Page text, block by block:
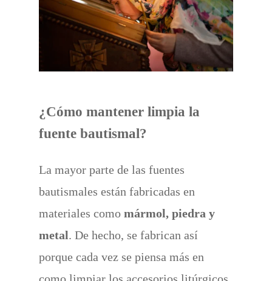
¿Cómo mantener limpia la
fuente bautismal?
La mayor parte de las fuentes
bautismales están fabricadas en
materiales como mármol, piedra y
metal. De hecho, se fabrican así
porque cada vez se piensa más en